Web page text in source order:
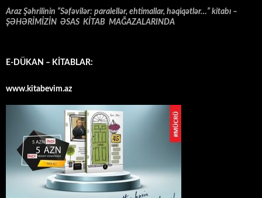
Araz Şəhrilinin “Səfəvilər: paralellər, ehtimallar, həqiqətlər…” kitabı –
ŞƏHƏRİMİZİN ƏSAS KİTAB MAĞAZALARINDA
E-DÜKAN – KİTABLAR:
www.kitabevim.az